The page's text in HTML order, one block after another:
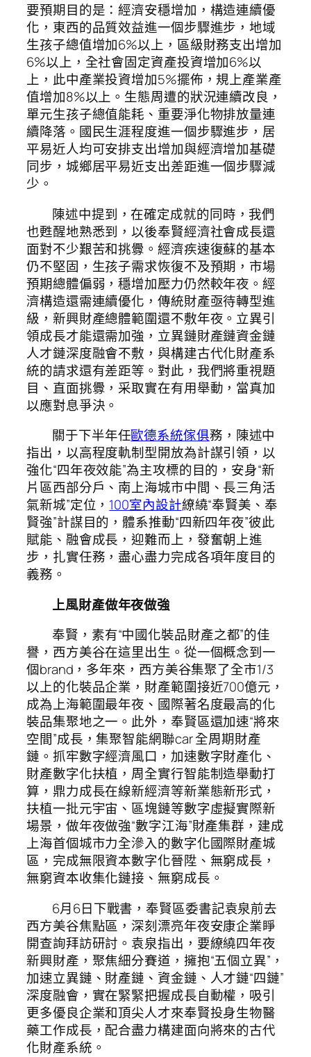
要預期目的是：經濟安穩增加，構造連續優
化，東西的品質效益進一個步驟進步，地域
生孩子總值增加6%以上，區級財務支出增加
6%以上，全社會固定資產投資增加6%以
上，此中產業投資增加5%擺佈，規上產業產
值增加8%以上。生態周遭的狀況連續改良，
單元生孩子總值能耗、重要淨化物排放量連
續降落。國民生涯程度進一個步驟進步，居
平易近人均可安排支出增加與經濟增加基礎
同步，城鄉居平易近支出差距進一個步驟減
少。
陳述中提到，在確定成就的同時，我們
也甦醒地熟悉到，以後奉賢經濟社會成長還
面對不少艱苦和挑釁。經濟疾速復蘇的基本
仍不堅固，生孩子需求恢復不及預期，市場
預期總體偏弱，穩增加壓力仍然較年夜。經
濟構造還需連續優化，傳統財產亟待轉型進
級，新興財產總體範圍還不敷年夜。立異引
領成長才能還需加強，立異鏈財產鏈資金鏈
人才鏈深度融會不敷，與構建古代化財產系
統的請求還有差距等。對此，我們將重視題
目、直面挑釁，采取實在有用舉動，當真加
以應對息爭決。
關于下半年任歐德系統傢俱務，陳述中
指出，以高程度軌制型開放為計謀引領，以
強化“四年夜效能”為主攻標的目的，安身“新
片區西部分戶、南上海城市中間、長三角活
氣新城”定位， 100室內設計繚繞“奉賢美、奉
賢強”計謀目的，體系推動“四新四年夜”彼此
賦能、融會成長，迎難而上，發奮朝上進
步，扎實任務，盡心盡力完成各項年度目的
義務。
上風財產做年夜做強
奉賢，素有“中國化裝品財產之都”的佳
譽，西方美谷在這里出生。從一個概念到一
個brand，多年來，西方美谷集聚了全市1/3
以上的化裝品企業，財產範圍接近700億元，
成為上海範圍最年夜、國際著名度最高的化
裝品集聚地之一。此外，奉賢區還加速“將來
空間”成長，集聚智能網聯car 全周期財產
鏈。抓牢數字經濟風口，加速數字財產化、
財產數字化扶植，周全實行智能制造舉動打
算，鼎力成長在線新經濟等新業態新形式，
扶植一批元宇宙、區塊鏈等數字虛擬實際新
場景，做年夜做強“數字江海”財產集群，建成
上海首個城市力全滲入的數字化國際財產城
區，完成無限資本數字化晉陞、無窮成長，
無窮資本收集化鏈接、無窮成長。
6月6日下戰書，奉賢區委書記袁泉前去
西方美谷焦點區，深刻漂亮年夜安康企業睜
開查詢拜訪研討。袁泉指出，要繚繞四年夜
新興財產，聚焦細分賽道，擁抱“五個立異”，
加速立異鏈、財產鏈、資金鏈、人才鏈“四鏈”
深度融會，實在緊緊把握成長自動權，吸引
更多優良企業和頂尖人才來奉賢投身生物醫
藥工作成長，配合盡力構建面向將來的古代
化財產系統。